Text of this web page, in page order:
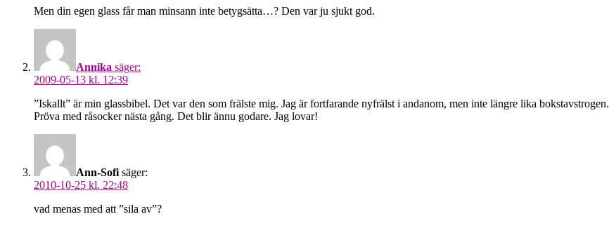
Men din egen glass får man minsann inte betygsätta…? Den var ju sjukt god.
Annika säger:
2009-05-13 kl. 12:39
”Iskallt” är min glassbibel. Det var den som frälste mig. Jag är fortfarande nyfrälst i andanom, men inte längre lika bokstavstrogen.
Pröva med råsocker nästa gång. Det blir ännu godare. Jag lovar!
Ann-Sofi säger:
2010-10-25 kl. 22:48
vad menas med att ”sila av”?